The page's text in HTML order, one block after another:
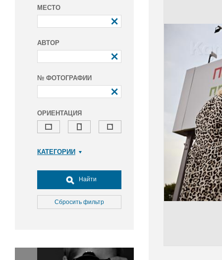
МЕСТО
АВТОР
№ ФОТОГРАФИИ
ОРИЕНТАЦИЯ
КАТЕГОРИИ
Досуг, туризм и отдых
Культура
Медицина
Окружающая среда
Найти
Сбросить фильтр